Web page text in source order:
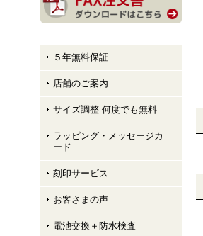
５年無料保証
店舗のご案内
サイズ調整 何度でも無料
ラッピング・メッセージカ
ード
刻印サービス
お客さまの声
電池交換＋防水検査